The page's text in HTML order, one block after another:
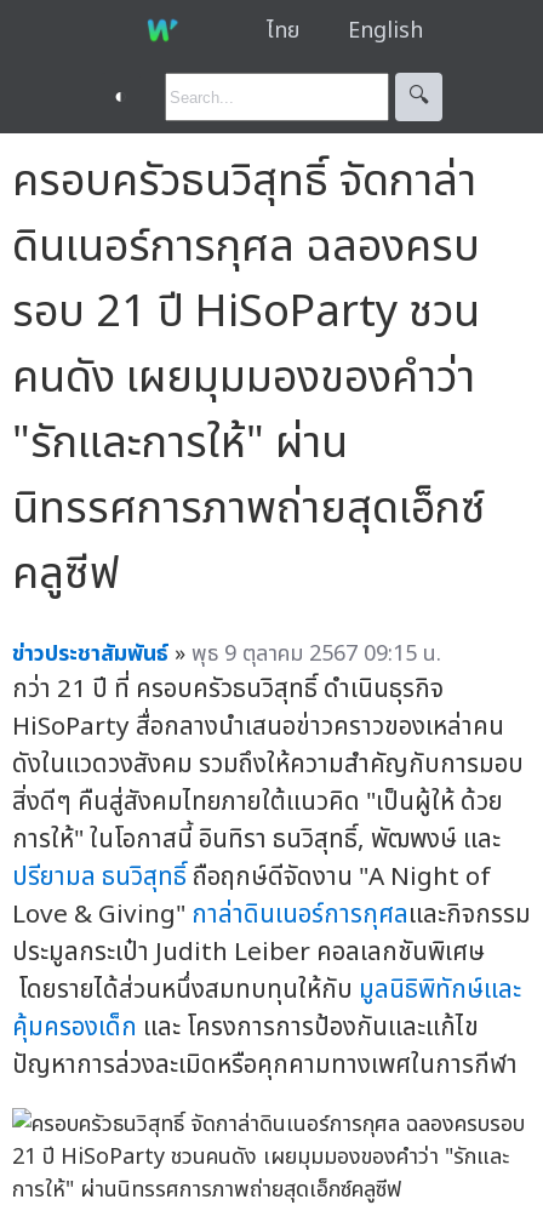
ไทย English
◐ 🔍︎
ครอบครัวธนวิสุทธิ์ จัดกาล่า
ดินเนอร์การกุศล ฉลองครบ
รอบ 21 ปี HiSoParty ชวน
คนดัง เผยมุมมองของคำว่า
"รักและการให้" ผ่าน
นิทรรศการภาพถ่ายสุดเอ็กซ์
คลูซีฟ
ข่าวประชาสัมพันธ์ »พุธ 9 ตุลาคม 2567 09:15 น.
กว่า 21 ปี ที่ ครอบครัวธนวิสุทธิ์ ดำเนินธุรกิจ
HiSoParty สื่อกลางนำเสนอข่าวคราวของเหล่าคน
ดังในแวดวงสังคม รวมถึงให้ความสำคัญกับการมอบ
สิ่งดีๆ คืนสู่สังคมไทยภายใต้แนวคิด "เป็นผู้ให้ ด้วย
การให้" ในโอกาสนี้ อินทิรา ธนวิสุทธิ์, พัฒพงษ์ และ
ปรียามล ธนวิสุทธิ์ ถือฤกษ์ดีจัดงาน "A Night of
Love & Giving" กาล่าดินเนอร์การกุศลและกิจกรรม
ประมูลกระเป๋า Judith Leiber คอลเลกชันพิเศษ
โดยรายได้ส่วนหนึ่งสมทบทุนให้กับ มูลนิธิพิทักษ์และ
คุ้มครองเด็ก และ โครงการการป้องกันและแก้ไข
ปัญหาการล่วงละเมิดหรือคุกคามทางเพศในการกีฬา